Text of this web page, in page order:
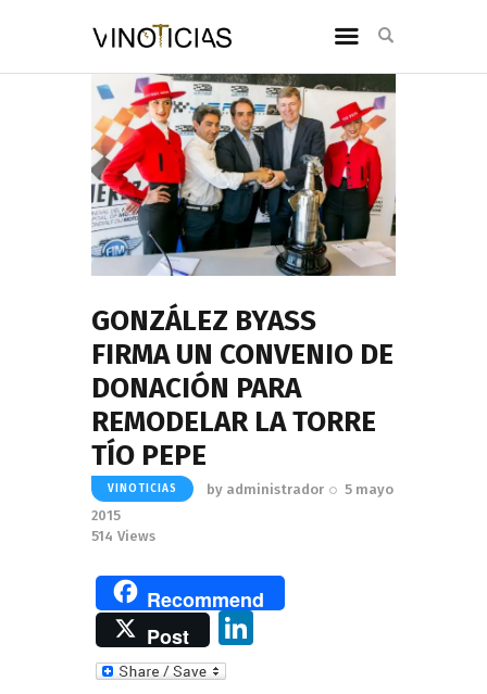
GONZÁLEZ BYASS
FIRMA UN CONVENIO DE
DONACIÓN PARA
REMODELAR LA TORRE
TÍO PEPE
VINOTICIAS by administrador
5 mayo
2015
514 Views
Recommend
Post